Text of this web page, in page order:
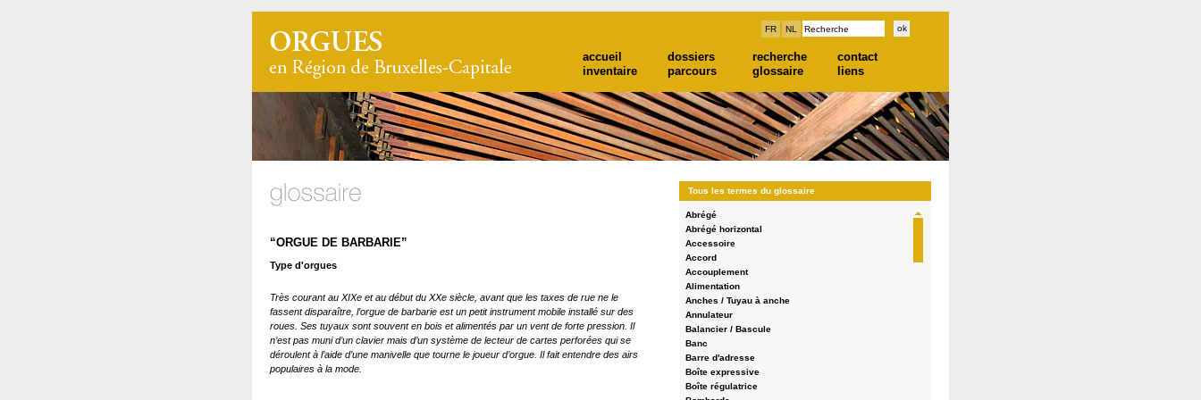
FR NL
accueil dossiers recherche
contact
inventaire
parcours glossaire liens
“ORGUE DE BARBARIE”
Type d'orgues
Très courant au XIXe et au début du XXe siècle, avant que les taxes de rue ne le
fassent disparaître, l’orgue de barbarie est un petit instrument mobile installé sur des
roues. Ses tuyaux sont souvent en bois et alimentés par un vent de forte pression. Il
n’est pas muni d’un clavier mais d’un système de lecteur de cartes perforées qui se
déroulent à l’aide d’une manivelle que tourne le joueur d’orgue. Il fait entendre des airs
populaires à la mode.
Tous les termes du glossaire
Abrégé
Abrégé horizontal
Accessoire
Accord
Accouplement
Alimentation
Anches / Tuyau à anche
Annulateur
Balancier / Bascule
Banc
Barre d'adresse
Boîte expressive
Boîte régulatrice